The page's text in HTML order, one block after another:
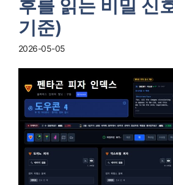
후를 읽는 비밀 신
기준)
2026-05-05